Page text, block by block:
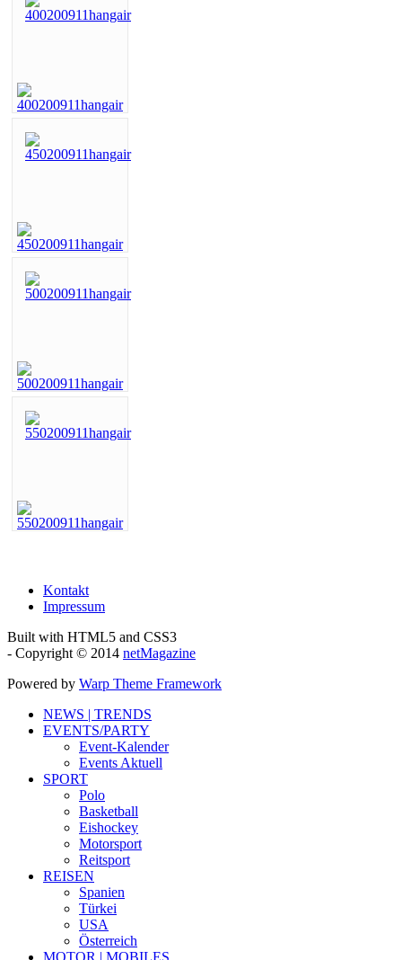
Kontakt
Impressum
Built with HTML5 and CSS3
- Copyright © 2014 netMagazine
Powered by Warp Theme Framework
NEWS | TRENDS
EVENTS/PARTY
Event-Kalender
Events Aktuell
SPORT
Polo
Basketball
Eishockey
Motorsport
Reitsport
REISEN
Spanien
Türkei
USA
Österreich
MOTOR | MOBILES